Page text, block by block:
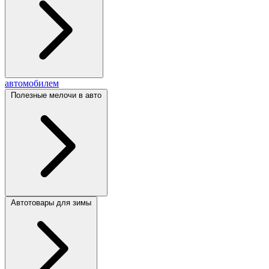
автомобилем
Полезные мелочи в авто
Автотовары для зимы